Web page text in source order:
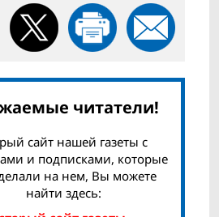
читатели!
сайт нашей газеты с
и подписками, которые
на нем, Вы можете
найти здесь: